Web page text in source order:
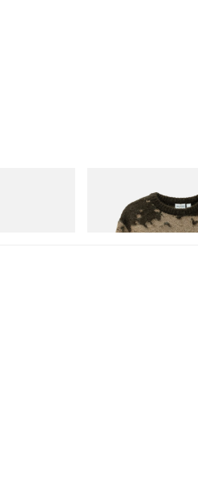
Mohair Splatter Sweater
立刻购入